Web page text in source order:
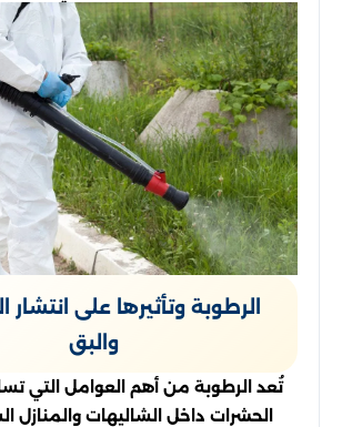
الرطوبة وتأثيرها على انتشار
والبق
تُعد الرطوبة من أهم العوامل التي
الحشرات داخل الشاليهات والمنازل